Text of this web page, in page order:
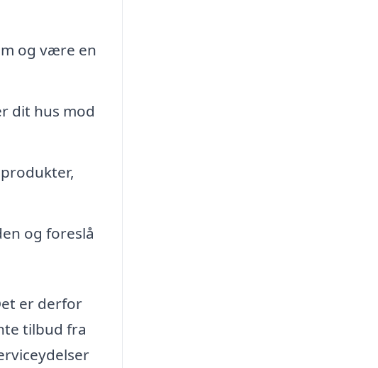
og være en
dit hus mod
og foreslå
er derfor
tilbud fra